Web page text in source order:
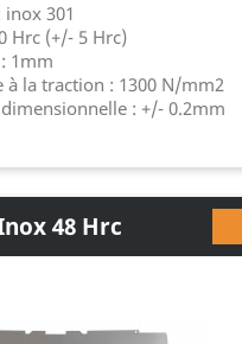
301
Hrc (+/- 5 Hrc)
1mm
à la traction : 1300 N/mm2
: +/- 0.2mm
48 Hrc